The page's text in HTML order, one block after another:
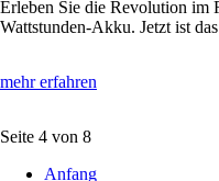
Erleben Sie die Revolution im
Wattstunden-Akku. Jetzt ist
mehr erfahren
Seite 4 von 8
Anfang